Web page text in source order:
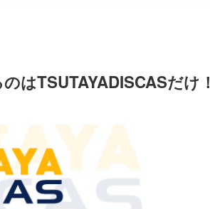
はTSUTAYADISCASだけ！